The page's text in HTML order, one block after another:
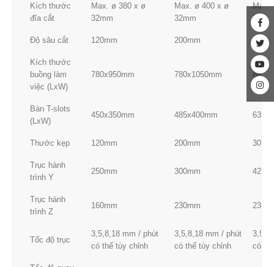
Kích thước
đĩa cắt
Max. ø 380 x ø
32mm
Max. ø 400 x ø
32mm
Max.
32mm
Độ sâu cắt 120mm 200mm
Kích thước
buồng làm
việc (LxW)
780x950mm 780x1050mm
Bàn T-slots
(LxW)
450x350mm 485x400mm
Thước kẹp 120mm 200mm
Trục hành
trình Y
250mm 300mm
Trục hành
trình Z
160mm 230mm
Tốc độ trục
3,5,8,18 mm / phút
có thể tùy chỉnh
3,5,8,18 mm / phút
có thể tùy chỉnh
có